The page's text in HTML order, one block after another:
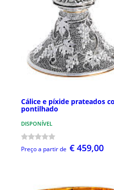
Cálice e píxide prateados
pontilhado
DISPONÍVEL
Preço a partir de € 459,00